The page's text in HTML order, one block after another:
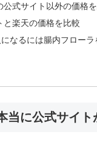
公式サイト以外の価格
と楽天の価格を比較
なるには腸内フロー
当に公式サイト